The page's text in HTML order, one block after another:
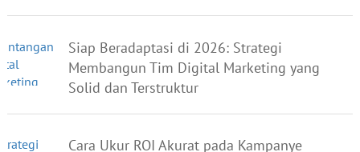
Siap Beradaptasi di 2026: Strategi
Membangun Tim Digital Marketing yang
Solid dan Terstruktur
Cara Ukur ROI Akurat pada Kampanye